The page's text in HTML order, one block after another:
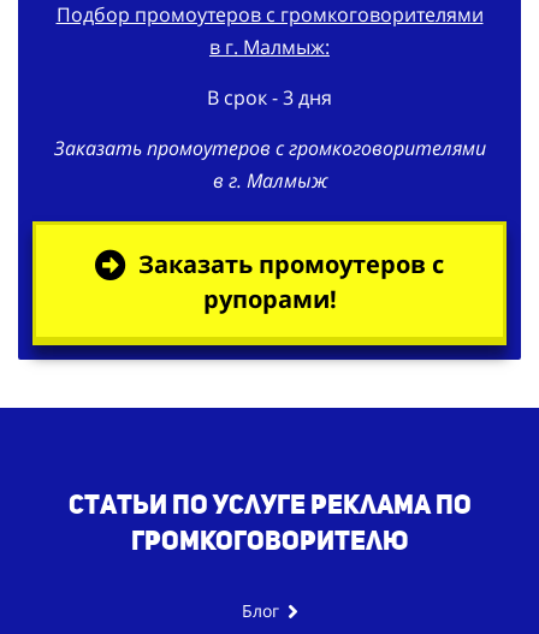
Подбор промоутеров с громкоговорителями
в г. Малмыж:
В срок - 3 дня
Заказать промоутеров с громкоговорителями
в г. Малмыж
Заказать промоутеров с
рупорами!
Статьи по услуге реклама по
громкоговорителю
Блог